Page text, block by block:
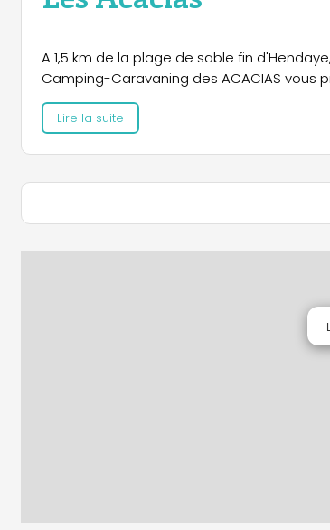
A 1,5 km de la plage de sable fin
Camping-Caravaning des ACACIAS
Lire la suite